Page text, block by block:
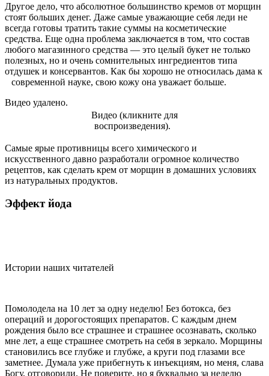
Другое дело, что абсолютное большинство кремов от морщин
стоят больших денег. Даже самые уважающие себя леди не
всегда готовы тратить такие суммы на косметические
средства. Еще одна проблема заключается в том, что состав
любого магазинного средства — это целый букет не только
полезных, но и очень сомнительных ингредиентов типа
отдушек и консервантов. Как бы хорошо не относилась дама к
современной науке, свою кожу она уважает больше.
Видео удалено.
Видео (кликните для
воспроизведения).
Самые ярые противницы всего химического и
искусственного давно разработали огромное количество
рецептов, как сделать крем от морщин в домашних условиях
из натуральных продуктов.
Эффект йода
Истории наших читателей
Помолодела на 10 лет за одну неделю! Без ботокса, без
операций и дорогостоящих препаратов. С каждым днем
рождения было все страшнее и страшнее осознавать, сколько
мне лет, а еще страшнее смотреть на себя в зеркало. Морщины
становились все глубже и глубже, а круги под глазами все
заметнее. Думала уже прибегнуть к инъекциям, но меня, слава
Богу, отговорили. Не поверите, но я буквально за неделю